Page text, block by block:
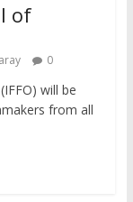
of
0
will be
from all